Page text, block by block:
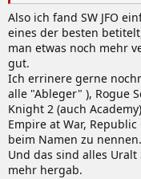
Also ich fand SW JFO
eines der besten
man etwas noch mehr
gut.
Ich errinere gerne
alle "Ableger" ), Rogue
Knight 2 (auch
Empire at War,
beim Namen zu nennen.
Und das sind alles
mehr hergab.